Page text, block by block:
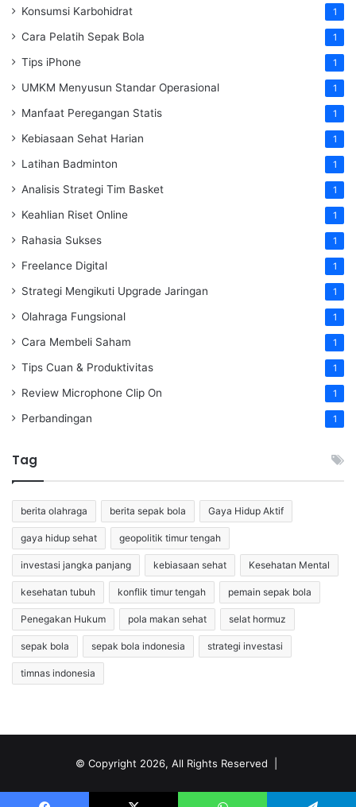
Konsumsi Karbohidrat 1
Cara Pelatih Sepak Bola 1
Tips iPhone 1
UMKM Menyusun Standar Operasional 1
Manfaat Peregangan Statis 1
Kebiasaan Sehat Harian 1
Latihan Badminton 1
Analisis Strategi Tim Basket 1
Keahlian Riset Online 1
Rahasia Sukses 1
Freelance Digital 1
Strategi Mengikuti Upgrade Jaringan 1
Olahraga Fungsional 1
Cara Membeli Saham 1
Tips Cuan & Produktivitas 1
Review Microphone Clip On 1
Perbandingan 1
Tag
berita olahraga berita sepak bola Gaya Hidup Aktif
gaya hidup sehat geopolitik timur tengah
investasi jangka panjang kebiasaan sehat Kesehatan Mental
kesehatan tubuh konflik timur tengah pemain sepak bola
Penegakan Hukum pola makan sehat selat hormuz
sepak bola sepak bola indonesia strategi investasi
timnas indonesia
© Copyright 2026, All Rights Reserved |